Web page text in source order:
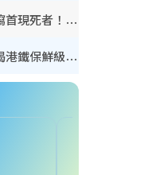
奪命寄生蟲｜食生菜狂瀉首現死者！疫潮惡化錄1.8萬宗病例 揭洗菜3大謬誤
內地客歎港人唔識老！揭港鐵保鮮級冷氣 港人求放過：咪投訴